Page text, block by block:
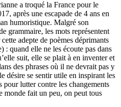
a troqué la France pour le
après une escapade de 4 ans en
humoristique. Malgré son
grammaire, les mots représentent
adepte de poèmes déprimants
: quand elle ne les écoute pas dans
suit, elle se plait à en inventer et
des phrases où il ne devrait pas y
désire se sentir utile en inspirant les
pour lutter contre les changements
monde fait un peu, on peut tous